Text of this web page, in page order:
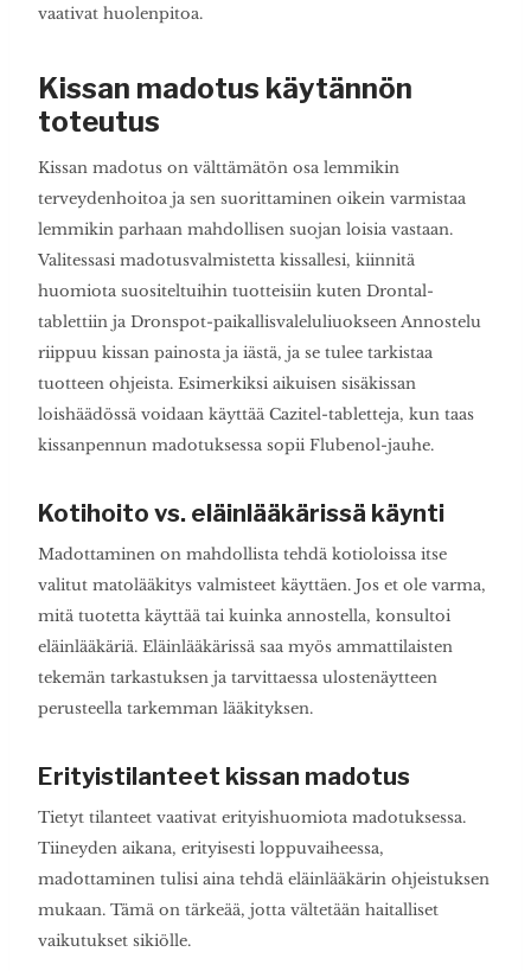
vaativat huolenpitoa.
Kissan madotus käytännön
toteutus
Kissan madotus on välttämätön osa lemmikin
terveydenhoitoa ja sen suorittaminen oikein varmistaa
lemmikin parhaan mahdollisen suojan loisia vastaan.
Valitessasi madotusvalmistetta kissallesi, kiinnitä
huomiota suositeltuihin tuotteisiin kuten Drontal-
tablettiin ja Dronspot-paikallisvaleluliuokseen Annostelu
riippuu kissan painosta ja iästä, ja se tulee tarkistaa
tuotteen ohjeista. Esimerkiksi aikuisen sisäkissan
loishäädössä voidaan käyttää Cazitel-tabletteja, kun taas
kissanpennun madotuksessa sopii Flubenol-jauhe.
Kotihoito vs. eläinlääkärissä käynti
Madottaminen on mahdollista tehdä kotioloissa itse
valitut matolääkitys valmisteet käyttäen. Jos et ole varma,
mitä tuotetta käyttää tai kuinka annostella, konsultoi
eläinlääkäriä. Eläinlääkärissä saa myös ammattilaisten
tekemän tarkastuksen ja tarvittaessa ulostenäytteen
perusteella tarkemman lääkityksen.
Erityistilanteet kissan madotus
Tietyt tilanteet vaativat erityishuomiota madotuksessa.
Tiineyden aikana, erityisesti loppuvaiheessa,
madottaminen tulisi aina tehdä eläinlääkärin ohjeistuksen
mukaan. Tämä on tärkeää, jotta vältetään haitalliset
vaikutukset sikiölle.